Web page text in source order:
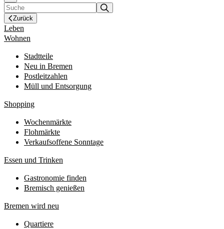
Zurück
Leben
Wohnen
Stadtteile
Neu in Bremen
Postleitzahlen
Müll und Entsorgung
Shopping
Wochenmärkte
Flohmärkte
Verkaufsoffene Sonntage
Essen und Trinken
Gastronomie finden
Bremisch genießen
Bremen wird neu
Quartiere